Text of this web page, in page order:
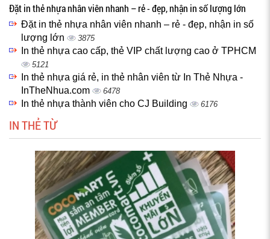
Đặt in thẻ nhựa nhân viên nhanh – rẻ - đẹp, nhận in số lượng lớn
Đặt in thẻ nhựa nhân viên nhanh – rẻ - đẹp, nhận in số
lượng lớn
3875
In thẻ nhựa cao cấp, thẻ VIP chất lượng cao ở TPHCM
5121
In thẻ nhựa giá rẻ, in thẻ nhân viên từ In Thẻ Nhựa -
InTheNhua.com
6478
In thẻ nhựa thành viên cho CJ Building 6176
IN THẺ TỪ